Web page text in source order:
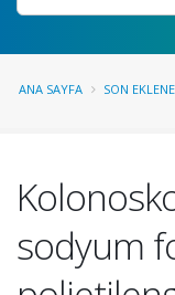
ANA SAYFA SON
sodyum